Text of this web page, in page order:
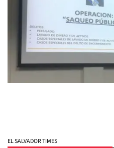
EL SALVADOR TIMES